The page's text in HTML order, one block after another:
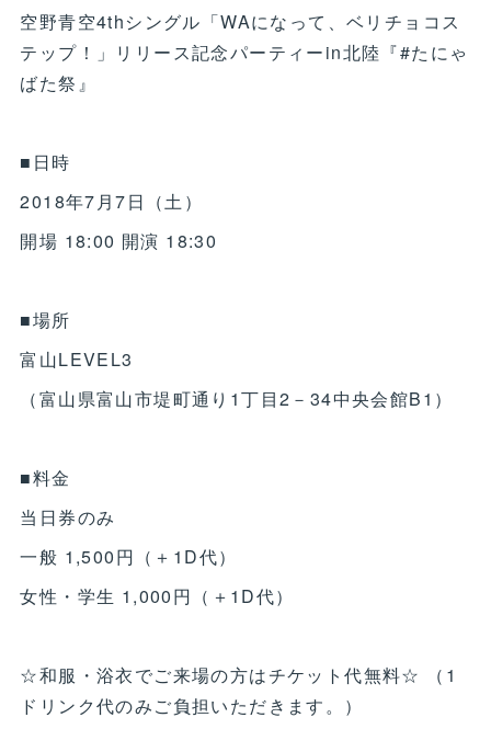
空野青空4thシングル「WAになって、ベリチョコス
テップ！」リリース記念パーティーin北陸『#たにゃ
ばた祭』
■日時
2018年7月7日（土）
開場 18:00 開演 18:30
■場所
富山LEVEL3
（富山県富山市堤町通り1丁目2－34中央会館B1）
■料金
当日券のみ
一般 1,500円（＋1D代）
女性・学生 1,000円（＋1D代）
☆和服・浴衣でご来場の方はチケット代無料☆ （1
ドリンク代のみご負担いただきます。）